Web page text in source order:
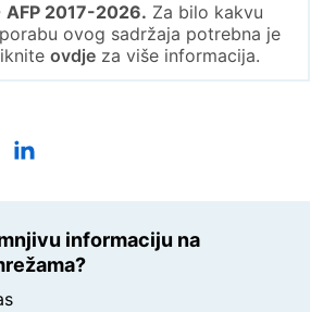
2017-2026. Za bilo kakvu
ovog sadržaja potrebna je
ovdjeza više informacija.
informaciju na